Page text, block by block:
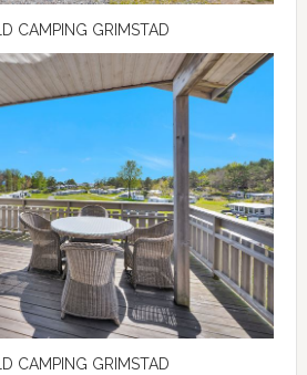
CAMPING GRIMSTAD
CAMPING GRIMSTAD